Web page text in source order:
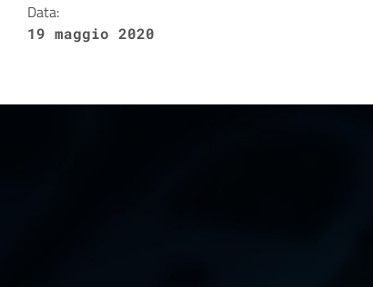
Data:
19 maggio 2020